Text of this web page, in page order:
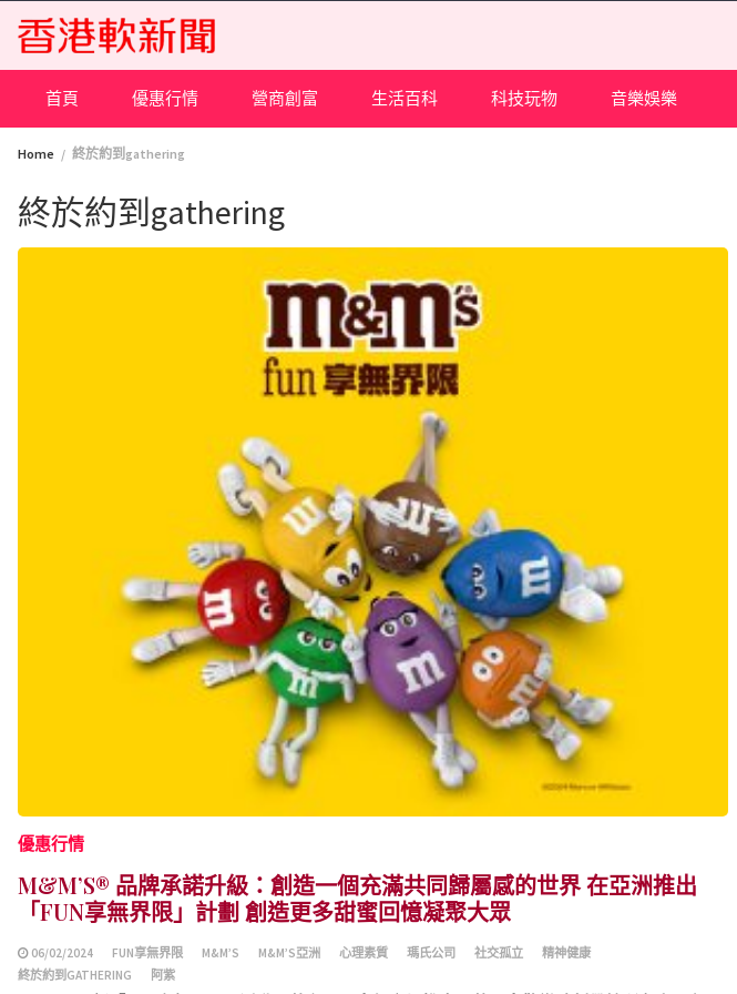
content
首頁 優惠行情 營商創富 生活百科 科技玩物 音樂娛樂
Home 終於約到gathering
終於約到gathering
優惠行情
M&M’S® 品牌承諾升級：創造一個充滿共同歸屬感的世界 在亞洲推出
「FUN享無界限」計劃 創造更多甜蜜回憶凝聚大眾
06/02/2024 FUN享無界限 M&M’S M&M’S亞洲 心理素質 瑪氏公司 社交孤立
精神健康
終於約到GATHERING
阿紫